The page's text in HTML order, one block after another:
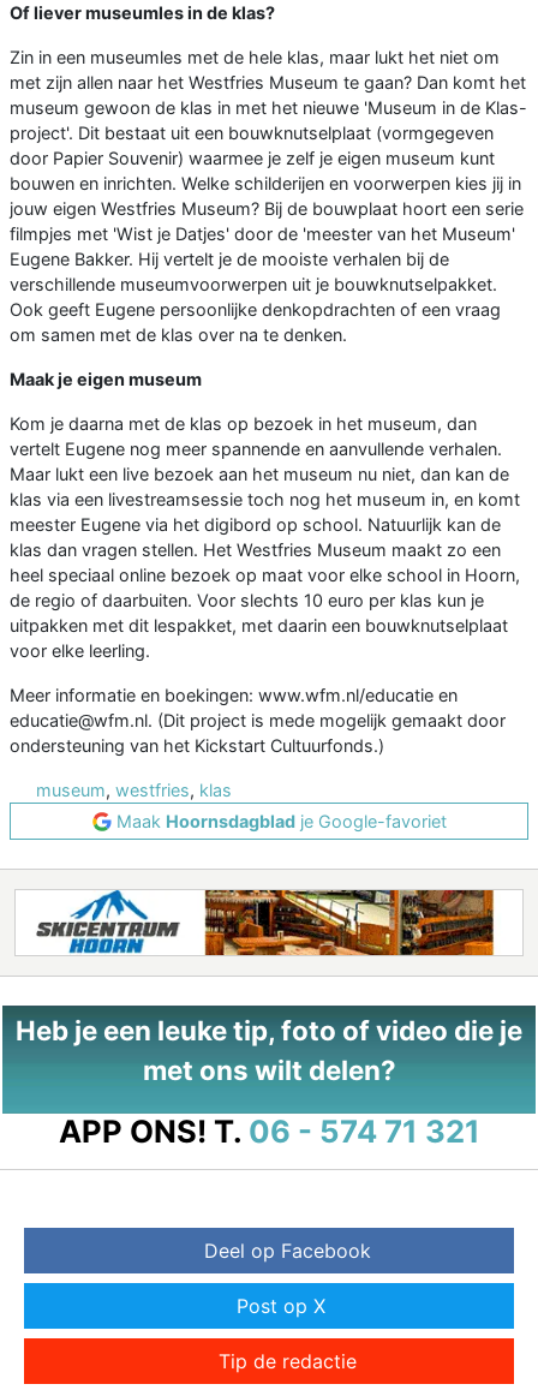
Of liever museumles in de klas?
Zin in een museumles met de hele klas, maar lukt het niet om
met zijn allen naar het Westfries Museum te gaan? Dan komt het
museum gewoon de klas in met het nieuwe 'Museum in de Klas-
project'. Dit bestaat uit een bouwknutselplaat (vormgegeven
door Papier Souvenir) waarmee je zelf je eigen museum kunt
bouwen en inrichten. Welke schilderijen en voorwerpen kies jij in
jouw eigen Westfries Museum? Bij de bouwplaat hoort een serie
filmpjes met 'Wist je Datjes' door de 'meester van het Museum'
Eugene Bakker. Hij vertelt je de mooiste verhalen bij de
verschillende museumvoorwerpen uit je bouwknutselpakket.
Ook geeft Eugene persoonlijke denkopdrachten of een vraag
om samen met de klas over na te denken.
Maak je eigen museum
Kom je daarna met de klas op bezoek in het museum, dan
vertelt Eugene nog meer spannende en aanvullende verhalen.
Maar lukt een live bezoek aan het museum nu niet, dan kan de
klas via een livestreamsessie toch nog het museum in, en komt
meester Eugene via het digibord op school. Natuurlijk kan de
klas dan vragen stellen. Het Westfries Museum maakt zo een
heel speciaal online bezoek op maat voor elke school in Hoorn,
de regio of daarbuiten. Voor slechts 10 euro per klas kun je
uitpakken met dit lespakket, met daarin een bouwknutselplaat
voor elke leerling.
Meer informatie en boekingen: www.wfm.nl/educatie en
educatie@wfm.nl. (Dit project is mede mogelijk gemaakt door
ondersteuning van het Kickstart Cultuurfonds.)
museum, westfries, klas
Maak Hoornsdagbladje Google-favoriet
Heb je een leuke tip, foto of video die je
met ons wilt delen?
APP ONS! T. 06 - 574 71 321
Deel op Facebook
Post op X
Tip de redactie